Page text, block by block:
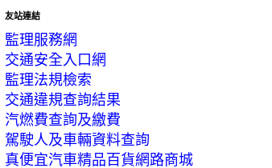
友站連結
監理服務網
交通安全入口網
監理法規檢索
交通違規查詢結果
汽燃費查詢及繳費
駕駛人及車輛資料查詢
真便宜汽車精品百貨網路商城